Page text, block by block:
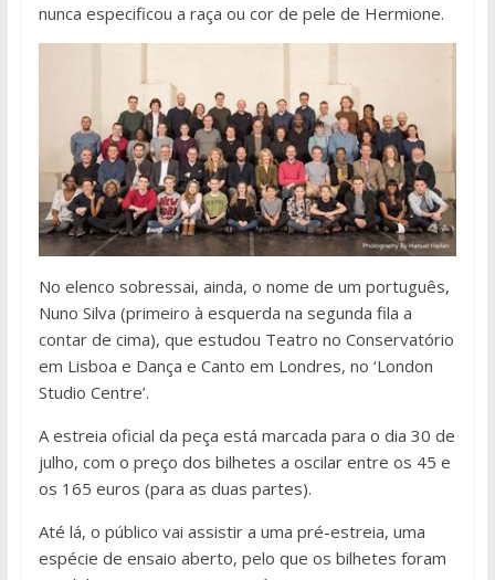
nunca especificou a raça ou cor de pele de Hermione.
No elenco sobressai, ainda, o nome de um português,
Nuno Silva (primeiro à esquerda na segunda fila a
contar de cima), que estudou Teatro no Conservatório
em Lisboa e Dança e Canto em Londres, no ‘London
Studio Centre’.
A estreia oficial da peça está marcada para o dia 30 de
julho, com o preço dos bilhetes a oscilar entre os 45 e
os 165 euros (para as duas partes).
Até lá, o público vai assistir a uma pré-estreia, uma
espécie de ensaio aberto, pelo que os bilhetes foram